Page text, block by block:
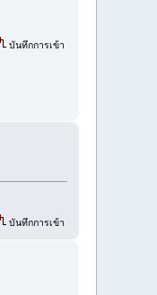
บันทึกการเข้า
บันทึกการเข้า